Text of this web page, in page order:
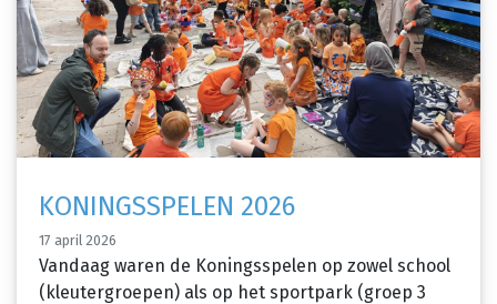
KONINGSSPELEN 2026
17 april 2026
Vandaag waren de Koningsspelen op zowel school
(kleutergroepen) als op het sportpark (groep 3